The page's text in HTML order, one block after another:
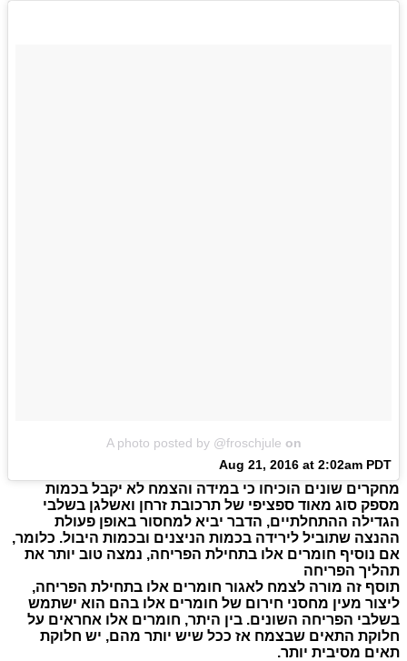
A photo posted by @froschjule on
Aug 21, 2016 at 2:02am PDT
מחקרים שונים הוכיחו כי במידה והצמח לא יקבל בכמות
מספק סוג מאוד ספציפי של תרכובת זרחן ואשלגן בשלבי
הגדילה ההתחלתיים, הדבר יביא למחסור באופן פעולת
ההנצה שתוביל לירידה בכמות הניצנים ובכמות היבול. כלומר,
אם נוסיף חומרים אלו בתחילת הפריחה, נמצה טוב יותר את
תהליך הפריחה
תוסף זה מורה לצמח לאגור חומרים אלו בתחילת הפריחה,
ליצור מעין מחסני חירום של חומרים אלו בהם הוא ישתמש
בשלבי הפריחה השונים. בין היתר, חומרים אלו אחראים על
חלוקת התאים שבצמח אז ככל שיש יותר מהם, יש חלוקת
תאים מסיבית יותר.